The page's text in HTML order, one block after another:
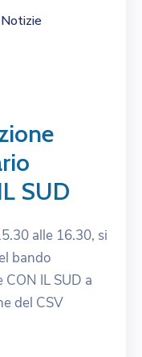
Notizie
SUD
alle 16.30, si
bando
IL SUD a
del CSV